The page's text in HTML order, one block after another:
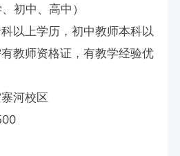
初中、高中）
以上学历，初中教师本科以
教师资格证，有教学经验优
河校区